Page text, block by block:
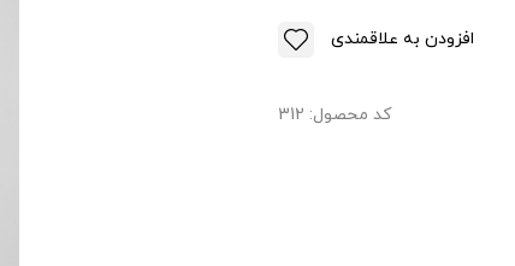
افزودن به علاقمندی
کد محصول: 312